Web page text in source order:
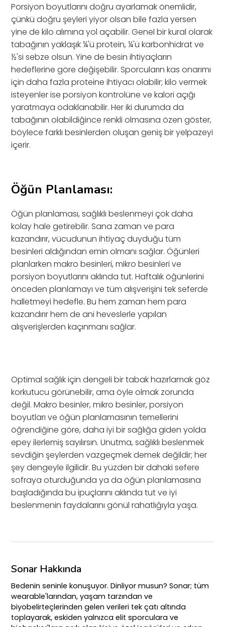
Porsiyon boyutlarını doğru ayarlamak önemlidir,
çünkü doğru şeyleri yiyor olsan bile fazla yersen
yine de kilo alımına yol açabilir. Genel bir kural olarak
tabağının yaklaşık ¼'ü protein, ¼'ü karbonhidrat ve
½'si sebze olsun. Yine de besin ihtiyaçların
hedeflerine göre değişebilir. Sporcuların kas onarımı
için daha fazla proteine ihtiyacı olabilir; kilo vermek
isteyenler ise porsiyon kontrolüne ve kalori açığı
yaratmaya odaklanabilir. Her iki durumda da
tabağının olabildiğince renkli olmasına özen göster,
böylece farklı besinlerden oluşan geniş bir yelpazeyi
içerir.
Öğün Planlaması:
Öğün planlaması, sağlıklı beslenmeyi çok daha
kolay hale getirebilir. Sana zaman ve para
kazandırır, vücudunun ihtiyaç duyduğu tüm
besinleri aldığından emin olmanı sağlar. Öğünleri
planlarken makro besinleri, mikro besinleri ve
porsiyon boyutlarını aklında tut. Haftalık öğünlerini
önceden planlamayı ve tüm alışverişini tek seferde
halletmeyi hedefle. Bu hem zaman hem para
kazandırır hem de ani heveslerle yapılan
alışverişlerden kaçınmanı sağlar.
Optimal sağlık için dengeli bir tabak hazırlamak göz
korkutucu görünebilir, ama öyle olmak zorunda
değil. Makro besinler, mikro besinler, porsiyon
boyutları ve öğün planlamasının temellerini
öğrendiğine göre, daha iyi bir sağlığa giden yolda
epey ilerlemiş sayılırsın. Unutma, sağlıklı beslenmek
sevdiğin şeylerden vazgeçmek demek değildir; her
şey dengeyle ilgilidir. Bu yüzden bir dahaki sefere
sofraya oturduğunda ya da öğün planlamasına
başladığında bu ipuçlarını aklında tut ve iyi
beslenmenin faydalarını gönül rahatlığıyla yaşa.
Sonar Hakkında
Bedenin seninle konuşuyor. Dinliyor musun? Sonar; tüm
wearable'larından, yaşam tarzından ve
biyobelirteçlerinden gelen verileri tek çatı altında
toplayarak, eskiden yalnızca elit sporculara ve